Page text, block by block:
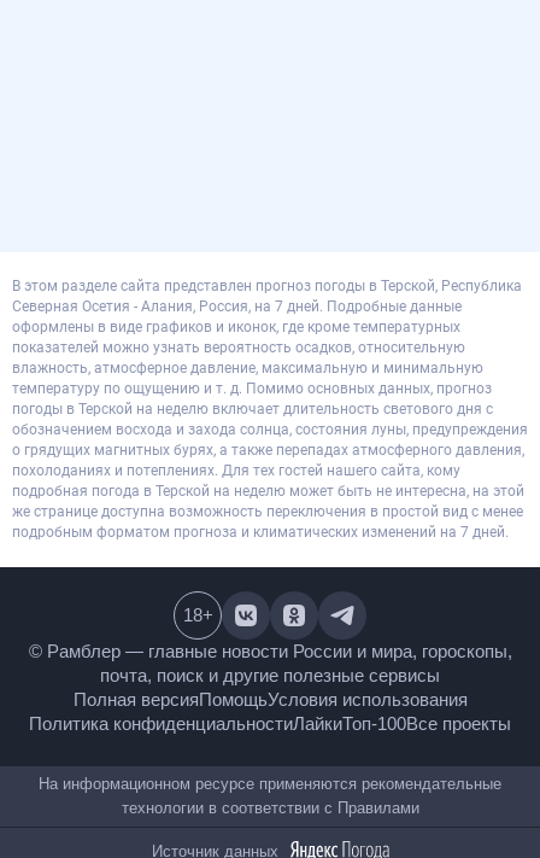
В этом разделе сайта представлен прогноз погоды в Терской, Республика
Северная Осетия - Алания, Россия, на 7 дней. Подробные данные
оформлены в виде графиков и иконок, где кроме температурных
показателей можно узнать вероятность осадков, относительную
влажность, атмосферное давление, максимальную и минимальную
температуру по ощущению и т. д. Помимо основных данных, прогноз
погоды в Терской на неделю включает длительность светового дня с
обозначением восхода и захода солнца, состояния луны, предупреждения
о грядущих магнитных бурях, а также перепадах атмосферного давления,
похолоданиях и потеплениях. Для тех гостей нашего сайта, кому
подробная погода в Терской на неделю может быть не интересна, на этой
же странице доступна возможность переключения в простой вид с менее
подробным форматом прогноза и климатических изменений на 7 дней.
© Рамблер — главные новости России и мира, гороскопы,
почта, поиск и другие полезные сервисы
Полная версияПомощьУсловия использования
Политика конфиденциальностиЛайкиТоп-100Все проекты
18+
На информационном ресурсе применяются рекомендательные
технологии в соответствии с Правилами
Источник данных